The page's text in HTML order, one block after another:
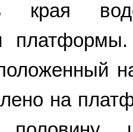
края
на